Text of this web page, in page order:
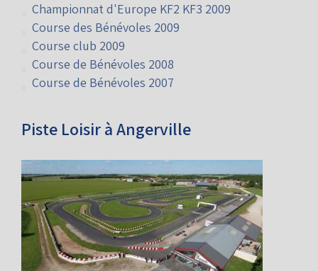
Championnat d'Europe KF2 KF3 2009
Course des Bénévoles 2009
Course club 2009
Course de Bénévoles 2008
Course de Bénévoles 2007
Piste Loisir à Angerville